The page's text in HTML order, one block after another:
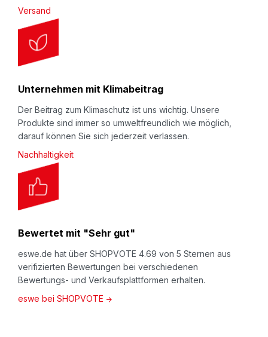
Versand
Unternehmen mit Klimabeitrag
Der Beitrag zum Klimaschutz ist uns wichtig. Unsere
Produkte sind immer so umweltfreundlich wie möglich,
darauf können Sie sich jederzeit verlassen.
Nachhaltigkeit
Bewertet mit "Sehr gut"
eswe.de hat über SHOPVOTE 4.69 von 5 Sternen aus
verifizierten Bewertungen bei verschiedenen
Bewertungs- und Verkaufsplattformen erhalten.
eswe bei SHOPVOTE